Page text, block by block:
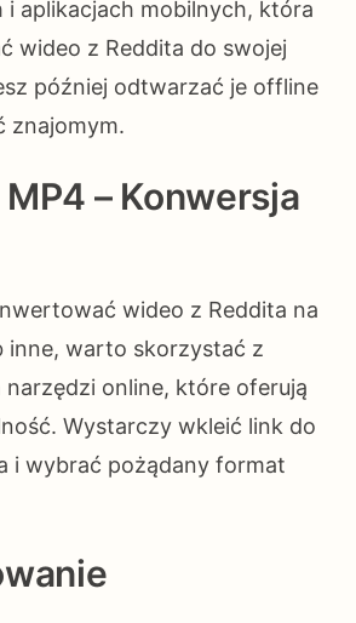
i aplikacjach mobilnych, która
wideo z Reddita do swojej
później odtwarzać je offline
znajomym.
– Konwersja
wideo z Reddita na
inne, warto skorzystać z
online, które oferują
Wystarczy wkleić link do
i wybrać pożądany format